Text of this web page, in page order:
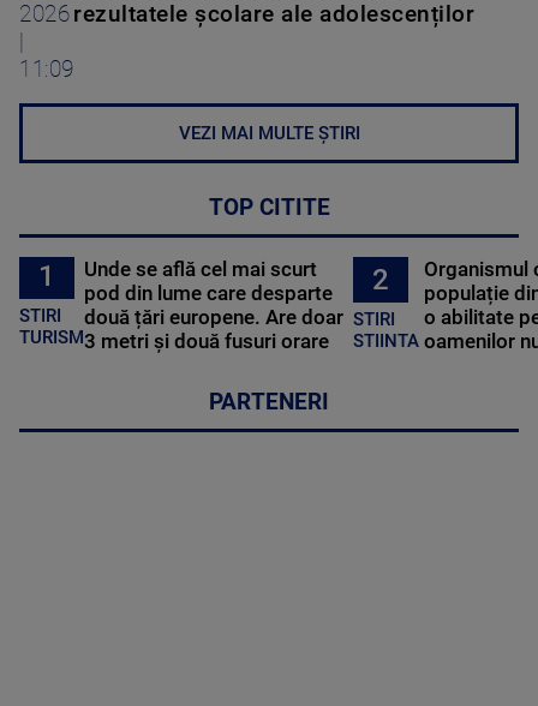
2026
11:09
rezultatele școlare ale adolescenților
VEZI MAI MULTE ȘTIRI
TOP CITITE
1
STIRI
TURISM
Unde se află cel mai scurt
pod din lume care desparte
două țări europene. Are doar
3 metri și două fusuri orare
2
STIRI
STIINTA
Organismul
populație
o abilitate
oamenilor
PARTENERI